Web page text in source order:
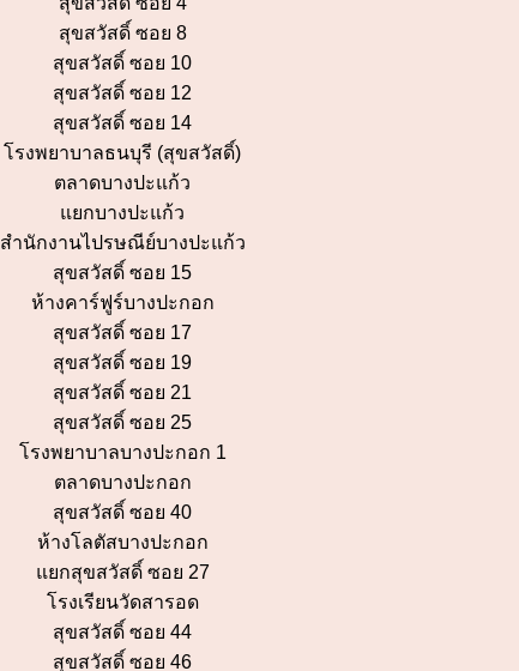
สุขสวัสดิ์ ซอย 8
สุขสวัสดิ์ ซอย 10
สุขสวัสดิ์ ซอย 12
สุขสวัสดิ์ ซอย 14
โรงพยาบาลธนบุรี (สุขสวัสดิ์)
ตลาดบางปะแก้ว
แยกบางปะแก้ว
สำนักงานไปรษณีย์บางปะแก้ว
สุขสวัสดิ์ ซอย 15
ห้างคาร์ฟูร์บางปะกอก
สุขสวัสดิ์ ซอย 17
สุขสวัสดิ์ ซอย 19
สุขสวัสดิ์ ซอย 21
สุขสวัสดิ์ ซอย 25
โรงพยาบาลบางปะกอก 1
ตลาดบางปะกอก
สุขสวัสดิ์ ซอย 40
ห้างโลตัสบางปะกอก
แยกสุขสวัสดิ์ ซอย 27
โรงเรียนวัดสารอด
สุขสวัสดิ์ ซอย 44
สุขสวัสดิ์ ซอย 46